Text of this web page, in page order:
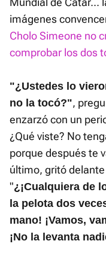
imágenes
Cholo Simeone no
comprobar los dos
"¿Ustedes lo
no la tocó?",
enzarzó con un
¿Qué viste? No
porque después te
último, gritó
"¿¡Cualquiera de
la pelota dos
mano! ¡Vamos,
¡No la levanta